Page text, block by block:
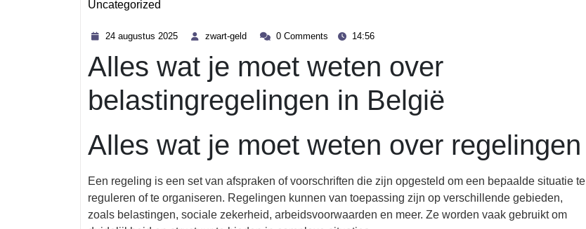
Uncategorized
24 augustus 2025
2025
zwart-geld
zwart- 0 Comments 14:56
Alles wat je moet weten over
belastingregelingen in België
Alles wat je moet weten over regelingen
Een regeling is een set van afspraken of voorschriften die zijn opgesteld om een bepaalde situatie te
reguleren of te organiseren. Regelingen kunnen van toepassing zijn op verschillende gebieden,
zoals belastingen, sociale zekerheid, arbeidsvoorwaarden en meer. Ze worden vaak gebruikt om